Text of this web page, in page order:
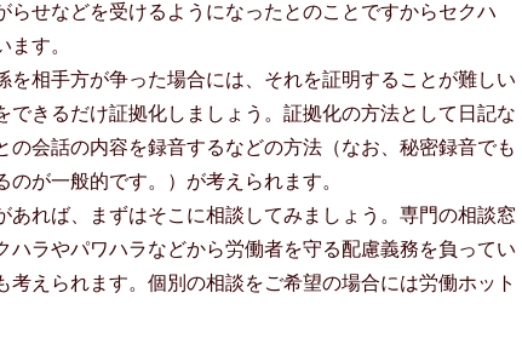
せなどを受けるようになったとのことですからセクハ
す。
を相手方が争った場合には、それを証明することが難しい
きるだけ証拠化しましょう。証拠化の方法として日記な
の会話の内容を録音するなどの方法（なお、秘密録音でも
が一般的です。）が考えられます。
あれば、まずはそこに相談してみましょう。専門の相談窓
ハラやパワハラなどから労働者を守る配慮義務を負ってい
えられます。個別の相談をご希望の場合には労働ホット